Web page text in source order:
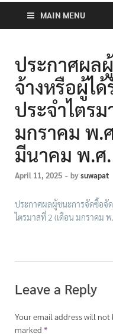
MAIN MENU
ประกาศผล
จ้างหรือผู้ไ
ประจำไตร
มกราคม พ.
มีนาคม พ.ศ
April 11, 2025 - bysuwapat
ประกาศผลผู้ชนะการจัดซื้อจั
ไตรมาสที่ 2 (เดือน มกราคม
Leave a Reply
Your email address will not
marked *